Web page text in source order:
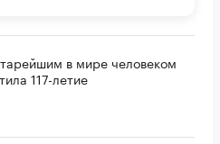
в мире человеком
117-летие